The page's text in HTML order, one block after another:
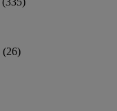
(26)